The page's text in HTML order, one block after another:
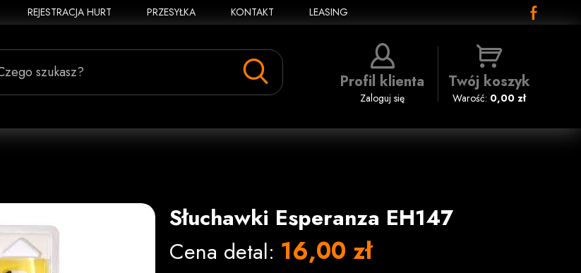
REJESTRACJA HURT PRZESYŁKA KONTAKT LEASING
szukasz? Profil klienta
Zaloguj się
Twój koszyk
Warość: 0,00 zł
Słuchawki Esperanza EH147
Cena detal: 16,00 zł